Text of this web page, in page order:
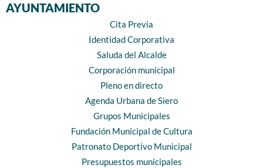
AYUNTAMIENTO
Cita Previa
Identidad Corporativa
Saluda del Alcalde
Corporación municipal
Pleno en directo
Agenda Urbana de Siero
Grupos Municipales
Fundación Municipal de Cultura
Patronato Deportivo Municipal
Presupuestos municipales